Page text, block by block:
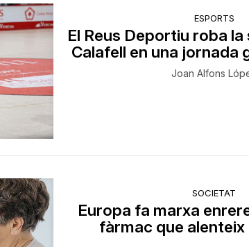
ESPORTS
El Reus Deportiu roba
Calafell en una jornada
Joan Alfons
SOCIETAT
Europa fa marxa
fàrmac que